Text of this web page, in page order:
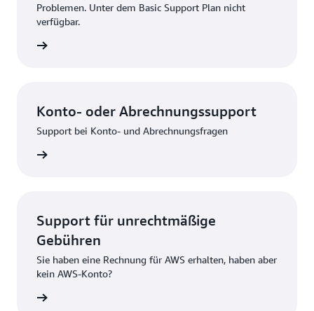
Problemen. Unter dem Basic Support Plan nicht
verfügbar.
Konto- oder Abrechnungssupport
Support bei Konto- und Abrechnungsfragen
Support für unrechtmäßige
Gebühren
Sie haben eine Rechnung für AWS erhalten, haben aber
kein AWS-Konto?